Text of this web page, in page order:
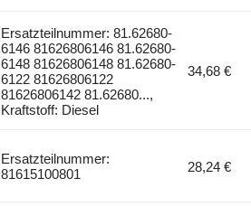
Ersatzteilnummer: 81.62680-
6146 81626806146 81.62680-
6148 81626806148 81.62680-
6122 81626806122
81626806142 81.62680...,
Kraftstoff: Diesel
34,68 €
Ersatzteilnummer:
81615100801
28,24 €